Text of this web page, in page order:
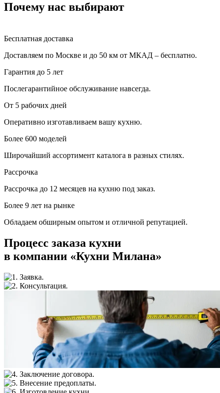
Почему нас выбирают
Бесплатная доставка
Доставляем по Москве и до 50 км от МКАД – бесплатно.
Гарантия до 5 лет
Послегарантийное обслуживание навсегда.
От 5 рабочих дней
Оперативно изготавливаем вашу кухню.
Более 600 моделей
Широчайший ассортимент каталога в разных стилях.
Рассрочка
Рассрочка до 12 месяцев на кухню под заказ.
Более 9 лет на рынке
Обладаем обширным опытом и отличной репутацией.
Процесс заказа кухни
в компании «Кухни Милана»